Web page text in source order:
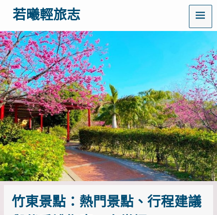
若曦輕旅志
歡
迎
訪
問
若
曦
輕
旅
志
——
打
造
你
的
質
感
生
指
南！
MENU
竹東景點：熱門景點、行程建議